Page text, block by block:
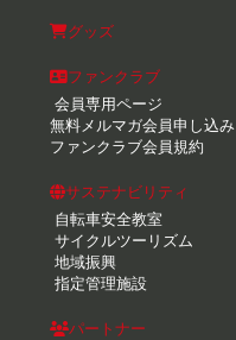
グッズ
ファンクラブ
会員専用ページ
無料メルマガ会員申し込み
ファンクラブ会員規約
サステナビリティ
自転車安全教室
サイクルツーリズム
地域振興
指定管理施設
パートナー